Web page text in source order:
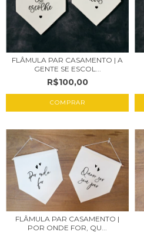
FLÂMULA PAR CASAMENTO | A
GENTE SE ESCOL...
R$100,00
COMPRAR
FLÂMULA PAR CASAMENTO |
POR ONDE FOR, QU...